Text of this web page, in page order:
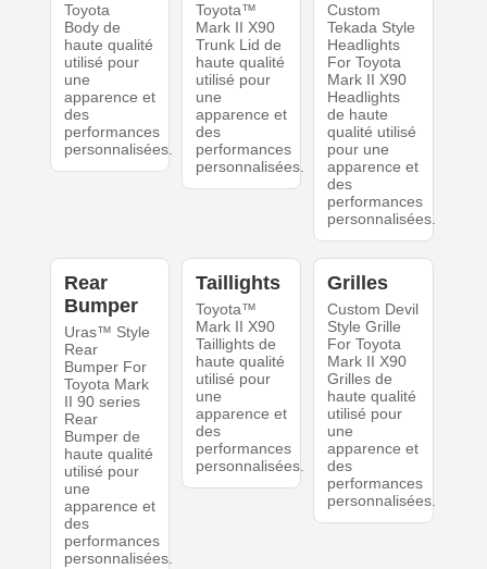
Toyota
Body de
haute qualité
utilisé pour
une
apparence et
des
performances
personnalisées.
Toyota™
Mark II X90
Trunk Lid de
haute qualité
utilisé pour
une
apparence et
des
performances
personnalisées.
Custom
Tekada Style
Headlights
For Toyota
Mark II X90
Headlights
de haute
qualité utilisé
pour une
apparence et
des
performances
personnalisées.
Rear
Bumper
Uras™ Style
Rear
Bumper For
Toyota Mark
II 90 series
Rear
Bumper de
haute qualité
utilisé pour
une
apparence et
des
performances
personnalisées.
Taillights
Toyota™
Mark II X90
Taillights de
haute qualité
utilisé pour
une
apparence et
des
performances
personnalisées.
Grilles
Custom Devil
Style Grille
For Toyota
Mark II X90
Grilles de
haute qualité
utilisé pour
une
apparence et
des
performances
personnalisées.